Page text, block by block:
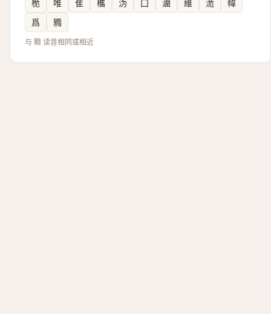
桅 唯 隹 欈 沩 囗 潿 維 洈
幃
爲
䝐
与 矀 读音相同或相近